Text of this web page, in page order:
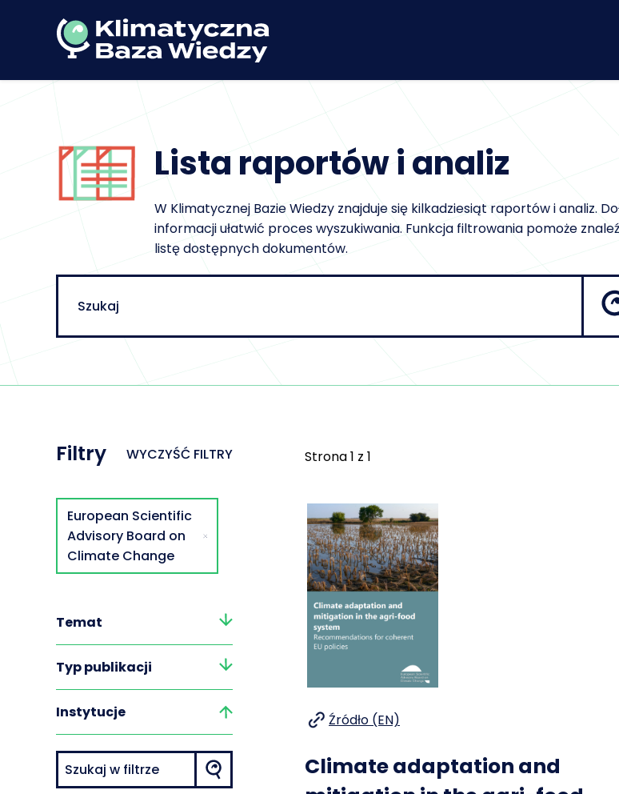
Lista raportów i analiz
W Klimatycznej Bazie Wiedzy znajduje się kilkadziesiąt raportów i analiz.
informacji ułatwić proces wyszukiwania. Funkcja filtrowania pomoże
listę dostępnych dokumentów.
Filtry WYCZYŚĆ FILTRY
European Scientific
Advisory Board on
Climate Change
Temat
Typ publikacji
Instytucje
Strona1 z 1
Źródło (EN)
Climate adaptation and